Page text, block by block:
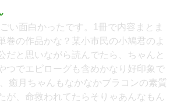
い面白かったです。1冊で内容まとま
巻の作品かな？某小市民の小鳩君のよ
だと思いながら読んでたら、ちゃんと
つでエピローグも含めかなり好印象で
癒月ちゃんもなかなかブラコンの素質
が、命救われてたらそりゃあんなもん